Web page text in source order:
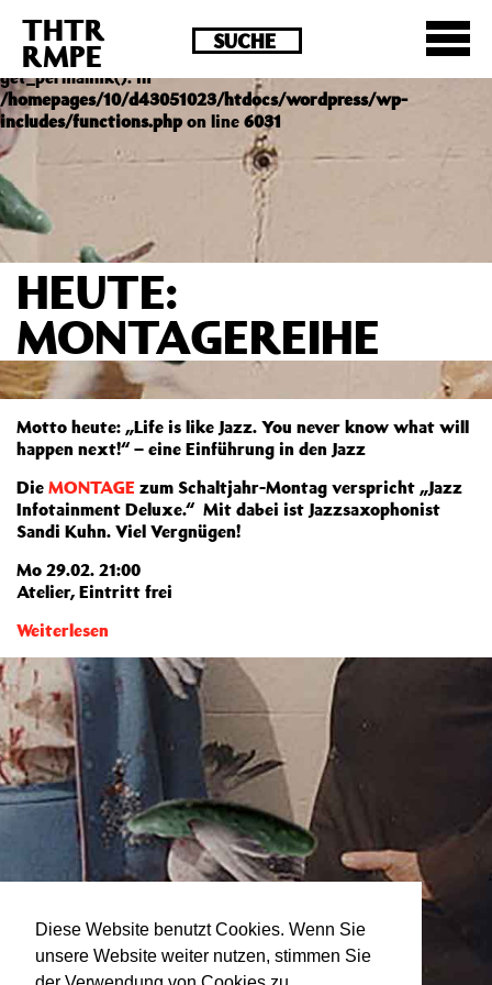
Diese Website benutzt Cookies. Wenn Sie
unsere Website weiter nutzen, stimmen Sie
Deprecated : Die Funktion post_permalink ist seit
Version 4.4.0 veraltet! Verwende stattdessen
get_permalink(). in
/homepages/10/d43051023/htdocs/wordpress/wp-
includes/functions.phpon line 6031
THTR
RMPE
HEUTE:
MONTAGEREIHE
Motto heute: „Life is like Jazz. You never know what will
happen next!“ – eine Einführung in den Jazz
Die MONTAGE zum Schaltjahr-Montag verspricht „Jazz
Infotainment Deluxe.“ Mit dabei ist Jazzsaxophonist
Sandi Kuhn. Viel Vergnügen!
Mo 29.02. 21:00
Atelier, Eintritt frei
Weiterlesen